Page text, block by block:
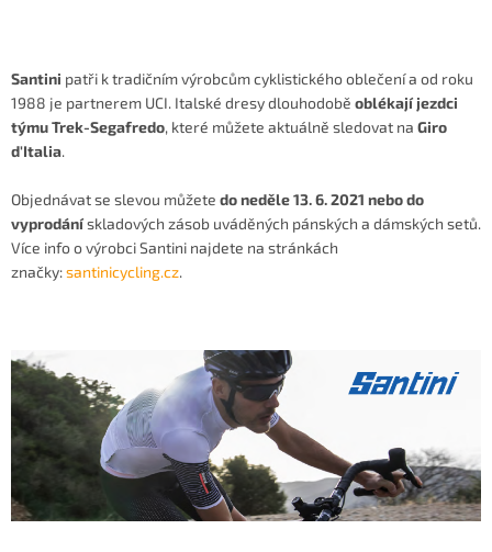
Santini patři k tradičním výrobcům cyklistického oblečení a od roku
1988 je partnerem UCI. Italské dresy dlouhodobě oblékají jezdci
týmu Trek-Segafredo, které můžete aktuálně sledovat na Giro
d'Italia.
Objednávat se slevou můžete do neděle 13. 6. 2021 nebo do
vyprodánískladových zásob uváděných pánských a dámských setů.
Více info o výrobci Santini najdete na stránkách
značky:santinicycling.cz.